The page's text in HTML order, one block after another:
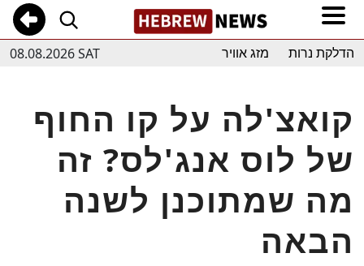
08.08.2026 SAT הדלקת נרות מזג אוויר
קואצ'לה על קו החוף
של לוס אנג'לס? זה
מה שמתוכנן לשנה
הבאה